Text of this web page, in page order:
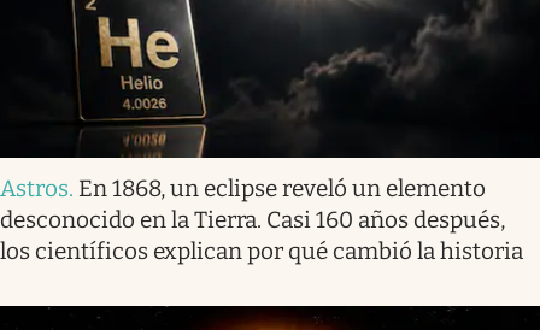
Astros. En 1868, un eclipse reveló un elemento
desconocido en la Tierra. Casi 160 años después,
los científicos explican por qué cambió la historia